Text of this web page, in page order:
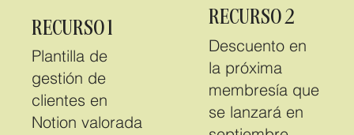
RECURSO 1
Plantilla de
gestión de
clientes en
Notion valorada
RECURSO 2
Descuento en
la próxima
membresía que
se lanzará en